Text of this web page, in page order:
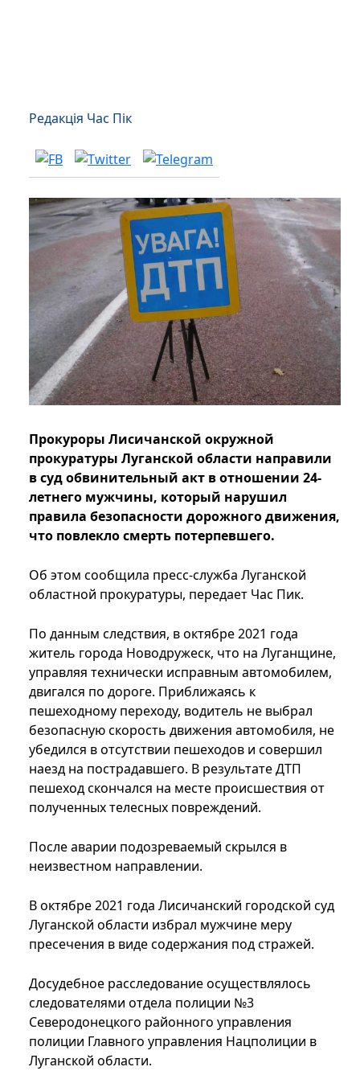
Редакція Час Пік
Прокуроры Лисичанской окружной
прокуратуры Луганской области направили
в суд обвинительный акт в отношении 24-
летнего мужчины, который нарушил
правила безопасности дорожного движения,
что повлекло смерть потерпевшего.
Об этом сообщила пресс-служба Луганской
областной прокуратуры, передает Час Пик.
По данным следствия, в октябре 2021 года
житель города Новодружеск, что на Луганщине,
управляя технически исправным автомобилем,
двигался по дороге. Приближаясь к
пешеходному переходу, водитель не выбрал
безопасную скорость движения автомобиля, не
убедился в отсутствии пешеходов и совершил
наезд на пострадавшего. В результате ДТП
пешеход скончался на месте происшествия от
полученных телесных повреждений.
После аварии подозреваемый скрылся в
неизвестном направлении.
В октябре 2021 года Лисичанский городской суд
Луганской области избрал мужчине меру
пресечения в виде содержания под стражей.
Досудебное расследование осуществлялось
следователями отдела полиции №3
Северодонецкого районного управления
полиции Главного управления Нацполиции в
Луганской области.